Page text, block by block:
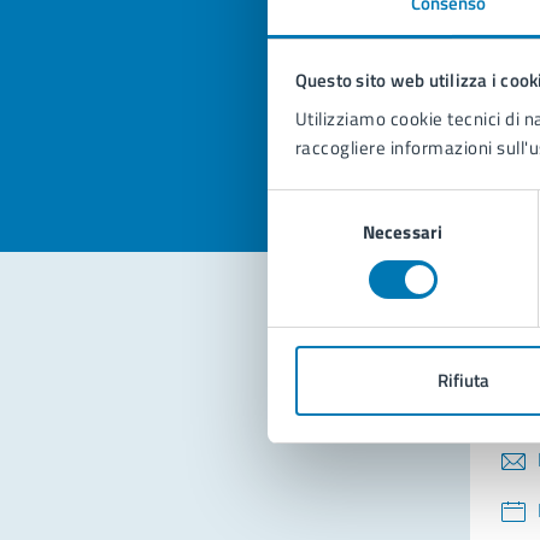
Questo sito web utilizza i
Utilizziamo cookie tecnici di
raccogliere informazioni
consenso
Necessari
Rifiuta